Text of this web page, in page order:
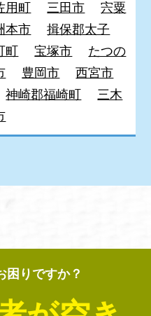
町 三田市
宍粟
本市
揖保郡太子
宝塚市
たつの
豊岡市
西宮市
神崎郡福崎町
三木
困りですか？